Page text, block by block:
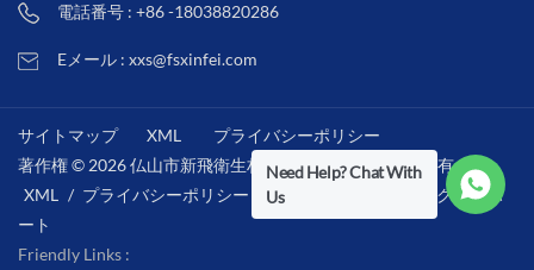
電話番号 : +86 -18038820286
Eメール : xxs@fsxinfei.com
サイトマップ XML
プライバシーポリシー
著作権 © 2026 仏山市新飛衛生材料株式会社 .全著作権所有 . /
XML / プライバシーポリシー /
IPv6ネットワークをサポ
ート
Friendly Links :
Need Help? Chat With
Us